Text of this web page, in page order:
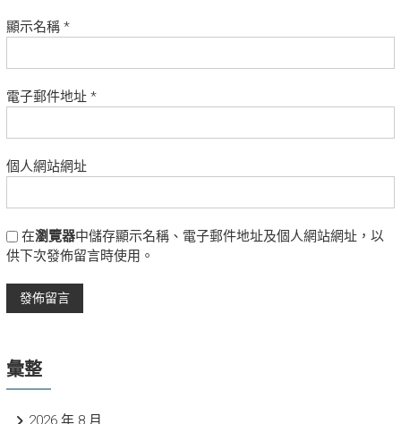
顯示名稱 *
電子郵件地址 *
個人網站網址
在瀏覽器中儲存顯示名稱、電子郵件地址及個人網站網址，以
供下次發佈留言時使用。
彙整
2026 年 8 月